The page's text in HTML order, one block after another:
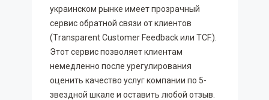
украинском рынке имеет прозрачный
сервис обратной связи от клиентов
(Тransparent Customer Feedback или TCF.).
Этот сервис позволяет клиентам
немедленно после урегулирования
оценить качество услуг компании по 5-
звездной шкале и оставить любой отзыв.